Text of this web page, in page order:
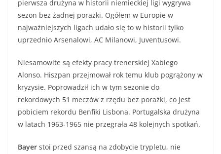
pierwsza drużyna w historii niemieckiej ligi wygrywa
sezon bez żadnej porażki. Ogółem w Europie w
najważniejszych ligach udało się to w historii tylko
uprzednio Arsenalowi, AC Milanowi, Juventusowi.
Niesamowite są efekty pracy trenerskiej Xabiego
Alonso. Hiszpan przejmował rok temu klub pogrążony w
kryzysie. Poprowadził ich w tym sezonie do
rekordowych 51 meczów z rzędu bez porażki, co jest
pobiciem rekordu Benfiki Lisbona. Portugalska drużyna
w latach 1963-1965 nie przegrała 48 kolejnych spotkań.
Bayer stoi przed szansą na zdobycie trypletu, nie